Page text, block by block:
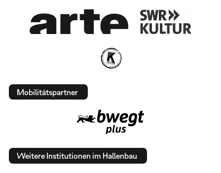
Mobilitätspartner
Weitere Institutionen im Hallenbau